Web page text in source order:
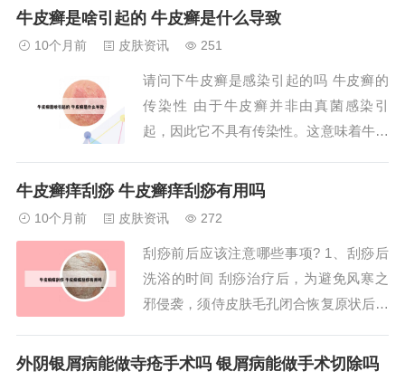
会诊”活动，为疤痕等皮肤病患者提供专
师、教授，医学硕士（皮肤性病学科专
业），毕业于...
牛皮癣是啥引起的 牛皮癣是什么导致
10个月前 皮肤资讯 251
请问下牛皮癣是感染引起的吗 牛皮癣的
传染性 由于牛皮癣并非由真菌感染引
起，因此它不具有传染性。这意味着牛皮
产生心理负担。牛皮癣与其他皮肤疾病的
乱是核心机制之一。T淋巴细胞过度活化
会释放炎症因子...
牛皮癣痒刮痧 牛皮癣痒刮痧有用吗
10个月前 皮肤资讯 272
刮痧前后应该注意哪些事项? 1、刮痧后
洗浴的时间 刮痧治疗后，为避免风寒之
邪侵袭，须侍皮肤毛孔闭合恢复原状后，
过程中，水渍未干时，可以刮痧。因洗浴
外阴银屑病能做寺疮手术吗 银屑病能做手术切除吗